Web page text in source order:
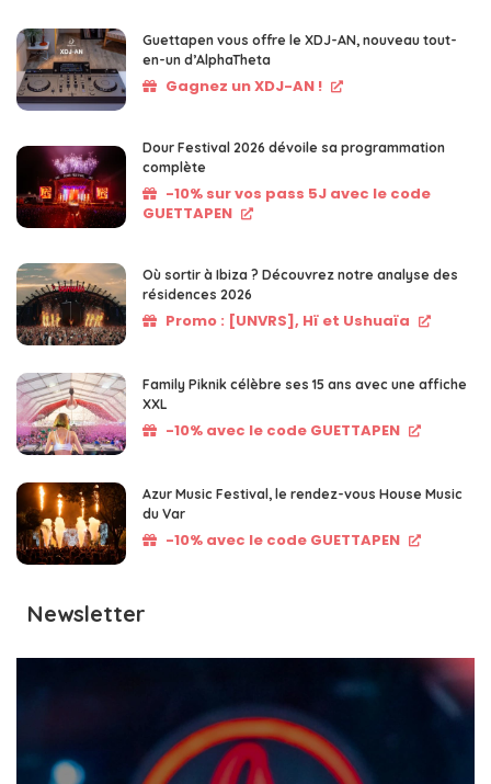
Guettapen vous offre le XDJ-AN, nouveau tout-
en-un d’AlphaTheta
Gagnez un XDJ-AN !
Dour Festival 2026 dévoile sa programmation
complète
-10% sur vos pass 5J avec le code
GUETTAPEN
Où sortir à Ibiza ? Découvrez notre analyse des
résidences 2026
Promo : [UNVRS], Hï et Ushuaïa
Family Piknik célèbre ses 15 ans avec une affiche
XXL
-10% avec le code GUETTAPEN
Azur Music Festival, le rendez-vous House Music
du Var
-10% avec le code GUETTAPEN
Newsletter